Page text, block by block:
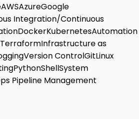
AWSAzureGoogle
Integration/Continuous
DockerKubernetesAutomation
TerraformInfrastructure as
Version ControlGitLinux
PythonShellSystem
Pipeline Management